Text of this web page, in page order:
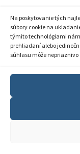
Na poskytovanie tých
súbory cookie na
týmito technológiami
prehliadaní alebo
súhlasu môže